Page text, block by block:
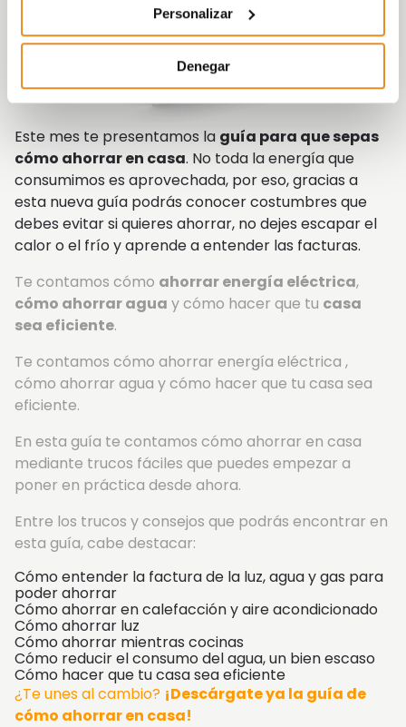
Personalizar
Denegar
Este mes te presentamos la guía para que sepas
cómo ahorrar en casa. No toda la energía que
consumimos es aprovechada, por eso, gracias a
esta nueva guía podrás conocer costumbres que
debes evitar si quieres ahorrar, no dejes escapar el
calor o el frío y aprende a entender las facturas.
Te contamos cómo ahorrar energía eléctrica,
cómo ahorrar agua y cómo hacer que tu casa
sea eficiente.
Te contamos cómo ahorrar energía eléctrica ,
cómo ahorrar agua y cómo hacer que tu casa sea
eficiente.
En esta guía te contamos cómo ahorrar en casa
mediante trucos fáciles que puedes empezar a
poner en práctica desde ahora.
Entre los trucos y consejos que podrás encontrar en
esta guía, cabe destacar:
Cómo entender la factura de la luz, agua y gas para
poder ahorrar
Cómo ahorrar en calefacción y aire acondicionado
Cómo ahorrar luz
Cómo ahorrar mientras cocinas
Cómo reducir el consumo del agua, un bien escaso
Cómo hacer que tu casa sea eficiente
¿Te unes al cambio? ¡Descárgate ya la guía de
cómo ahorrar en casa!